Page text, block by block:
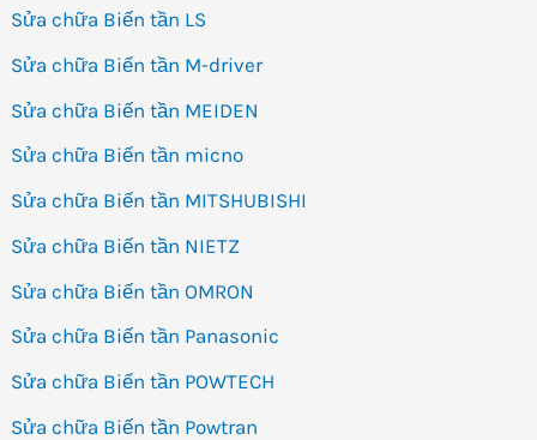
Sửa chữa Biến tần LS
Sửa chữa Biến tần M-driver
Sửa chữa Biến tần MEIDEN
Sửa chữa Biến tần micno
Sửa chữa Biến tần MITSHUBISHI
Sửa chữa Biến tần NIETZ
Sửa chữa Biến tần OMRON
Sửa chữa Biến tần Panasonic
Sửa chữa Biến tần POWTECH
Sửa chữa Biến tần Powtran